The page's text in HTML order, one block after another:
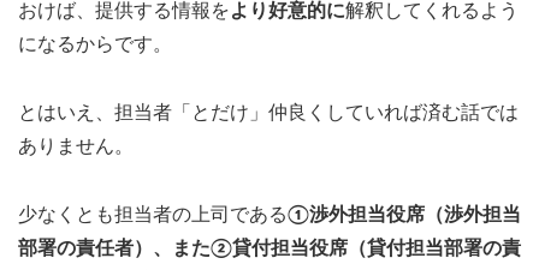
おけば、提供する情報をより好意的に解釈してくれるよう
になるからです。
とはいえ、担当者「とだけ」仲良くしていれば済む話では
ありません。
少なくとも担当者の上司である①渉外担当役席（渉外担当
部署の責任者）、また②貸付担当役席（貸付担当部署の責